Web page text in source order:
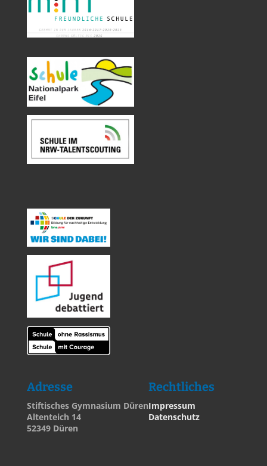
Adresse
Stiftisches Gymnasium Düren
Altenteich 14
52349 Düren
Rechtliches
Impressum
Datenschutz